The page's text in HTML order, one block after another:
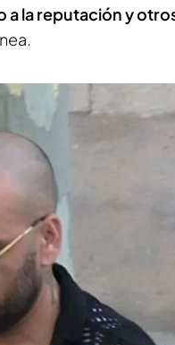
a la reputación y